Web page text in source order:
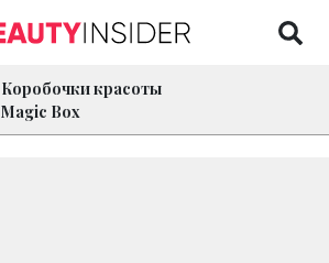
Коробочки красоты
Magic Box